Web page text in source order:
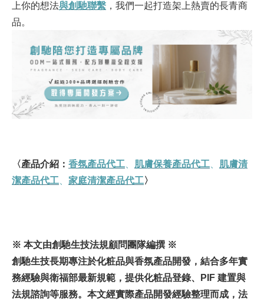
上你的想法與創馳聯繫 ，我們一起打造架上熱賣的長青商
品。
〈產品介紹： 香氛產品代工 肌膚保養產品代工
肌膚清
潔產品代工
家庭清潔產品代工〉
※ 本文由創馳生技法規顧問團隊編撰 ※
創馳生技長期專注於化粧品與香氛產品開發， 結合多年實
務經驗與衛福部最新規範， 提供化粧品登錄、PIF 建置與
法規諮詢等服務。本文經實際產品開發經驗整理而成， 法